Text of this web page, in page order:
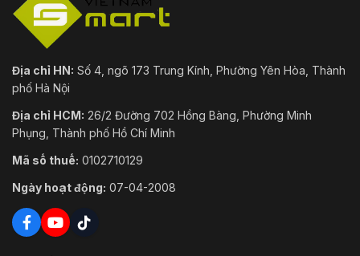
gói
(Rộng × Sâu × Cao)
+140 °F)
Độ ẩm hoạt động 10%–90% (RH), không ngưng tụ
Chứng nhận
Địa chỉ HN: Số 4, ngõ 173 Trung Kính, Phường Yên Hòa, Thành
phố Hà Nội
Địa chỉ HCM: 26/2 Đường 702 Hồng Bàng, Phường Minh
Phụng, Thành phố Hồ Chí Minh
Mã số thuế: 0102710129
Ngày hoạt động: 07-04-2008